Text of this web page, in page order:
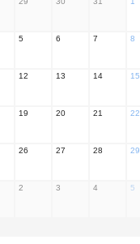
5 6 7 8
12 13 14 15
19 20 21 22
26 27 28 29
2 3 4 5